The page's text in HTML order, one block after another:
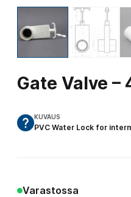
Gate Valve –
KUVAUS
PVC Water Lock for
Varastossa